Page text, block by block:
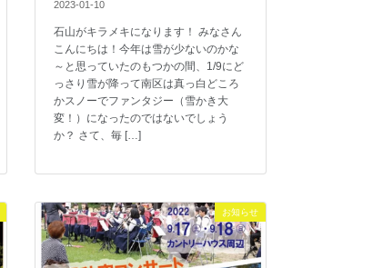
2023-01-10
石山がキラメキになります！ みなさん
こんにちは！今年は雪が少ないのかな
～と思っていたのもつかの間、1/9にど
っさり雪が降って南区は真っ白どころ
かスノーでファンタジー（雪かき大
変！）になったのではないでしょう
か？ さて、毎 […]
お知らせ